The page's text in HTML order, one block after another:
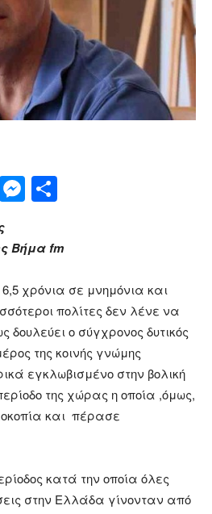
WhatsApp
Messenger
Βήμαfm
χρόνια σε μνημόνια και
πολίτες δεν λένε να
ο σύγχρονος δυτικός
της κοινής γνώμης
εγκλωβισμένο στην βολική
της χώρας η οποία ,όμως,
και πέρασε
κατά την οποία όλες
στην Ελλάδα γίνονταν από